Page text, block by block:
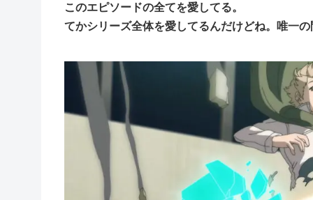
このエピソードの全てを愛してる。
てかシリーズ全体を愛してるんだけどね。唯一